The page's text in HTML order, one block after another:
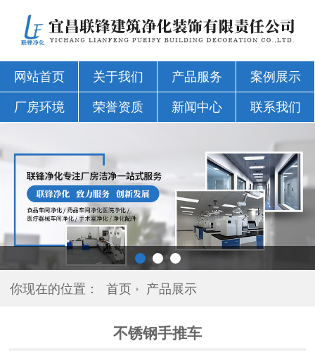
网站首页 关于我们 产品服务 案例展示
厂房环境 荣誉资质 新闻中心 联系我们
你现在的位置： 首页 产品展示
不锈钢手推车